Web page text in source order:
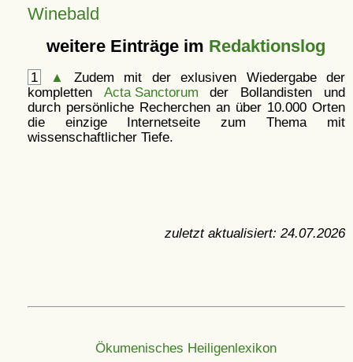
Winebald
weitere Einträge im Redaktionslog
1 ▲
Zudem mit der exlusiven Wiedergabe der
kompletten Acta Sanctorum der Bollandisten und
durch persönliche Recherchen an über 10.000 Orten
die einzige Internetseite zum Thema mit
wissenschaftlicher Tiefe.
zuletzt aktualisiert: 24.07.2026
Ökumenisches Heiligenlexikon